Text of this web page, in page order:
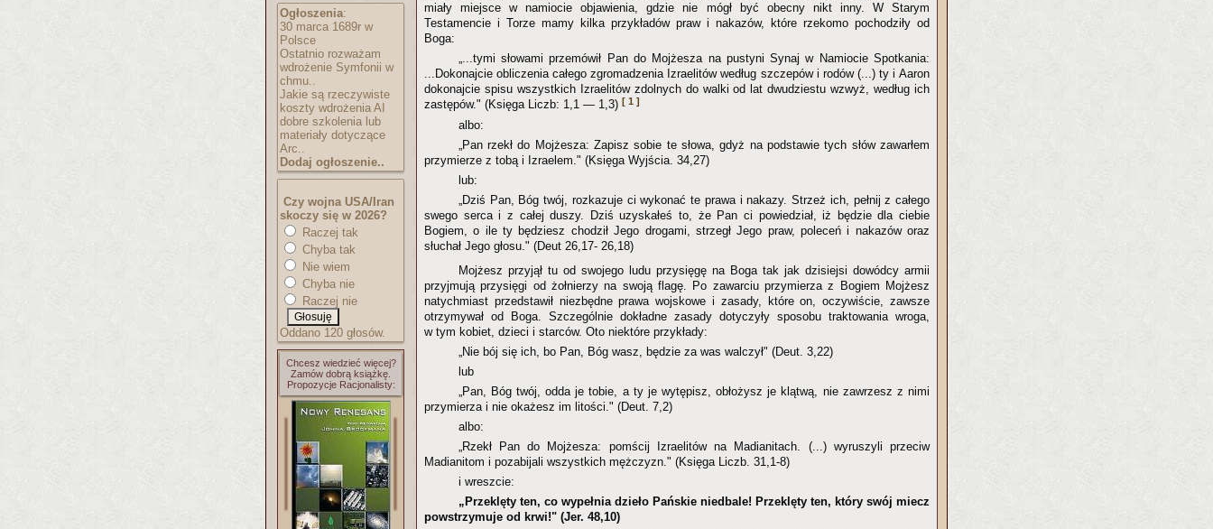
Ogłoszenia:
30 marca 1689r w
Polsce
Ostatnio rozważam
wdrożenie Symfonii w
chmu..
Jakie są rzeczywiste
koszty wdrożenia AI
dobre szkolenia lub
materiały dotyczące
Arc..
Dodaj ogłoszenie..
Czy wojna USA/Iran
skoczy się w 2026?
Raczej tak
Chyba tak
Nie wiem
Chyba nie
Raczej nie
Oddano 120 głosów.
Chcesz wiedzieć więcej?
Zamów dobrą książkę.
Propozycje Racjonalisty:
miały miejsce w namiocie objawienia, gdzie nie mógł być obecny nikt inny. W Starym
Testamencie i Torze mamy kilka przykładów praw i nakazów, które rzekomo pochodziły od
Boga:
„...tymi słowami przemówił Pan do Mojżesza na pustyni Synaj w Namiocie Spotkania:
...Dokonajcie obliczenia całego zgromadzenia Izraelitów według szczepów i rodów (...) ty i Aaron
dokonajcie spisu wszystkich Izraelitów zdolnych do walki od lat dwudziestu wzwyż, według ich
zastępów." (Księga Liczb: 1,1 — 1,3) [ 1 ]
albo:
„Pan rzekł do Mojżesza: Zapisz sobie te słowa, gdyż na podstawie tych słów zawarłem
przymierze z tobą i Izraelem." (Księga Wyjścia. 34,27)
lub:
„Dziś Pan, Bóg twój, rozkazuje ci wykonać te prawa i nakazy. Strzeż ich, pełnij z całego
swego serca i z całej duszy. Dziś uzyskałeś to, że Pan ci powiedział, iż będzie dla ciebie
Bogiem, o ile ty będziesz chodził Jego drogami, strzegł Jego praw, poleceń i nakazów oraz
słuchał Jego głosu." (Deut 26,17- 26,18)
Mojżesz przyjął tu od swojego ludu przysięgę na Boga tak jak dzisiejsi dowódcy armii
przyjmują przysięgi od żołnierzy na swoją flagę. Po zawarciu przymierza z Bogiem Mojżesz
natychmiast przedstawił niezbędne prawa wojskowe i zasady, które on, oczywiście, zawsze
otrzymywał od Boga. Szczególnie dokładne zasady dotyczyły sposobu traktowania wroga,
w tym kobiet, dzieci i starców. Oto niektóre przykłady:
„Nie bój się ich, bo Pan, Bóg wasz, będzie za was walczył" (Deut. 3,22)
lub
„Pan, Bóg twój, odda je tobie, a ty je wytępisz, obłożysz je klątwą, nie zawrzesz z nimi
przymierza i nie okażesz im litości." (Deut. 7,2)
albo:
„Rzekł Pan do Mojżesza: pomścij Izraelitów na Madianitach. (...) wyruszyli przeciw
Madianitom i pozabijali wszystkich mężczyzn." (Księga Liczb. 31,1-8)
i wreszcie:
„Przeklęty ten, co wypełnia dzieło Pańskie niedbale! Przeklęty ten, który swój miecz
powstrzymuje od krwi!" (Jer. 48,10)